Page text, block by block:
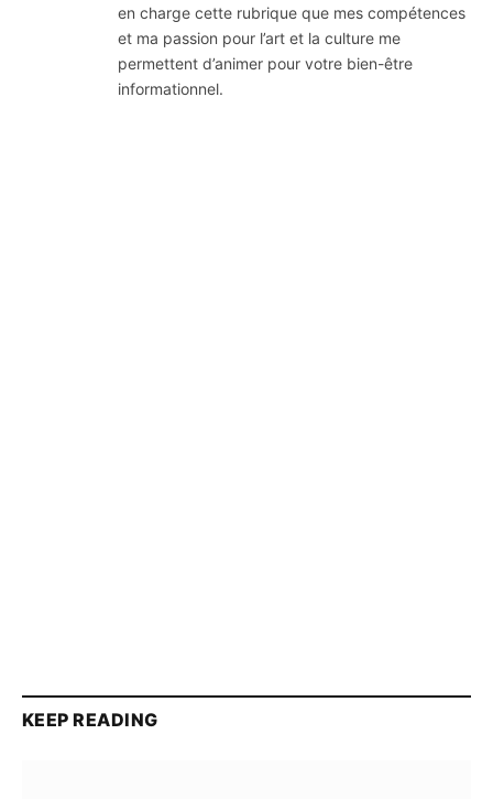
en charge cette rubrique que mes compétences
et ma passion pour l’art et la culture me
permettent d’animer pour votre bien-être
informationnel.
KEEP READING